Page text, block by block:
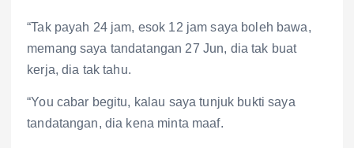
“Tak payah 24 jam, esok 12 jam saya boleh bawa,
memang saya tandatangan 27 Jun, dia tak buat
kerja, dia tak tahu.
“You cabar begitu, kalau saya tunjuk bukti saya
tandatangan, dia kena minta maaf.